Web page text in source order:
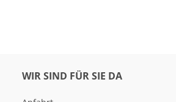
WIR SIND FÜR SIE DA